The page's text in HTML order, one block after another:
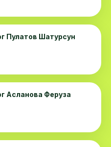
Пулатов Шатурсун
Асланова Феруза